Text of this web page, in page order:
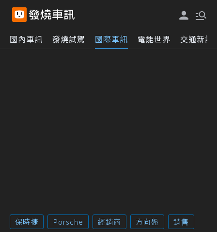
國內車訊 發燒試駕 國際車訊 電能世界 交通新訊
保時捷 Porsche 經銷商 方向盤 銷售